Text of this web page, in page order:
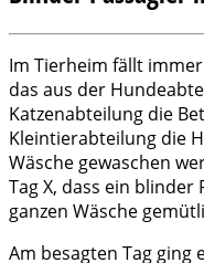
Im Tierheim fällt
das aus der
Katzenabteilung die
Kleintierabteilung die
Wäsche gewaschen
Tag X, dass ein blinder
ganzen Wäsche
Am besagten Tag